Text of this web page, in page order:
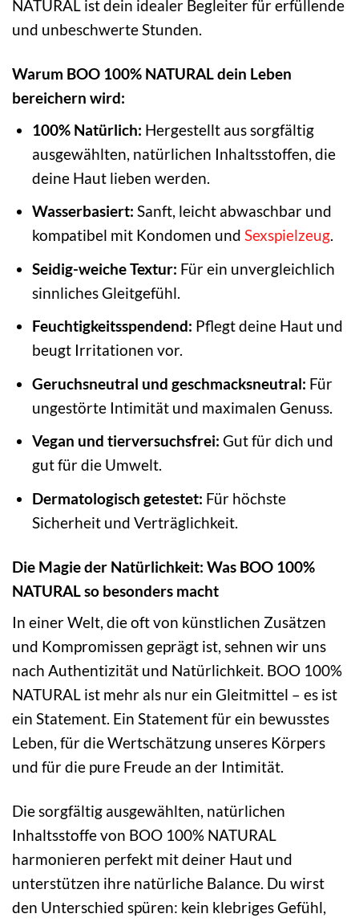
NATURAL ist dein idealer Begleiter für erfüllende
und unbeschwerte Stunden.
Warum BOO 100% NATURAL dein Leben
bereichern wird:
100% Natürlich: Hergestellt aus sorgfältig
ausgewählten, natürlichen Inhaltsstoffen, die
deine Haut lieben werden.
Wasserbasiert: Sanft, leicht abwaschbar und
kompatibel mit Kondomen und Sexspielzeug.
Seidig-weiche Textur: Für ein unvergleichlich
sinnliches Gleitgefühl.
Feuchtigkeitsspendend: Pflegt deine Haut und
beugt Irritationen vor.
Geruchsneutral und geschmacksneutral: Für
ungestörte Intimität und maximalen Genuss.
Vegan und tierversuchsfrei: Gut für dich und
gut für die Umwelt.
Dermatologisch getestet: Für höchste
Sicherheit und Verträglichkeit.
Die Magie der Natürlichkeit: Was BOO 100%
NATURAL so besonders macht
In einer Welt, die oft von künstlichen Zusätzen
und Kompromissen geprägt ist, sehnen wir uns
nach Authentizität und Natürlichkeit. BOO 100%
NATURAL ist mehr als nur ein Gleitmittel – es ist
ein Statement. Ein Statement für ein bewusstes
Leben, für die Wertschätzung unseres Körpers
und für die pure Freude an der Intimität.
Die sorgfältig ausgewählten, natürlichen
Inhaltsstoffe von BOO 100% NATURAL
harmonieren perfekt mit deiner Haut und
unterstützen ihre natürliche Balance. Du wirst
den Unterschied spüren: kein klebriges Gefühl,